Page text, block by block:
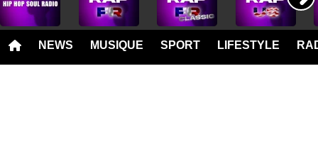
NEWS MUSIQUE SPORT LIFESTYLE